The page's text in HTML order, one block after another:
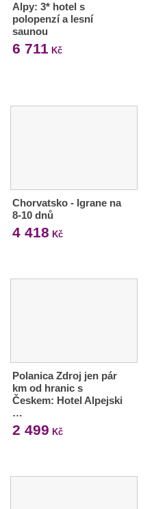
Alpy: 3* hotel s
polopenzí a lesní
saunou
6 711 Kč
Chorvatsko - Igrane na
8-10 dnů
4 418 Kč
Polanica Zdroj jen pár
km od hranic s
Českem: Hotel Alpejski
…
2 499 Kč